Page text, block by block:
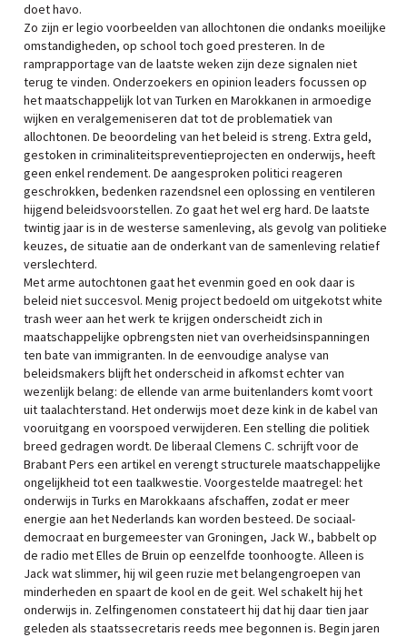
doet havo.
Zo zijn er legio voorbeelden van allochtonen die ondanks moeilijke
omstandigheden, op school toch goed presteren. In de
ramprapportage van de laatste weken zijn deze signalen niet
terug te vinden. Onderzoekers en opinion leaders focussen op
het maatschappelijk lot van Turken en Marokkanen in armoedige
wijken en veralgemeniseren dat tot de problematiek van
allochtonen. De beoordeling van het beleid is streng. Extra geld,
gestoken in criminaliteitspreventieprojecten en onderwijs, heeft
geen enkel rendement. De aangesproken politici reageren
geschrokken, bedenken razendsnel een oplossing en ventileren
hijgend beleidsvoorstellen. Zo gaat het wel erg hard. De laatste
twintig jaar is in de westerse samenleving, als gevolg van politieke
keuzes, de situatie aan de onderkant van de samenleving relatief
verslechterd.
Met arme autochtonen gaat het evenmin goed en ook daar is
beleid niet succesvol. Menig project bedoeld om uitgekotst white
trash weer aan het werk te krijgen onderscheidt zich in
maatschappelijke opbrengsten niet van overheidsinspanningen
ten bate van immigranten. In de eenvoudige analyse van
beleidsmakers blijft het onderscheid in afkomst echter van
wezenlijk belang: de ellende van arme buitenlanders komt voort
uit taalachterstand. Het onderwijs moet deze kink in de kabel van
vooruitgang en voorspoed verwijderen. Een stelling die politiek
breed gedragen wordt. De liberaal Clemens C. schrijft voor de
Brabant Pers een artikel en verengt structurele maatschappelijke
ongelijkheid tot een taalkwestie. Voorgestelde maatregel: het
onderwijs in Turks en Marokkaans afschaffen, zodat er meer
energie aan het Nederlands kan worden besteed. De sociaal-
democraat en burgemeester van Groningen, Jack W., babbelt op
de radio met Elles de Bruin op eenzelfde toonhoogte. Alleen is
Jack wat slimmer, hij wil geen ruzie met belangengroepen van
minderheden en spaart de kool en de geit. Wel schakelt hij het
onderwijs in. Zelfingenomen constateert hij dat hij daar tien jaar
geleden als staatssecretaris reeds mee begonnen is. Begin jaren